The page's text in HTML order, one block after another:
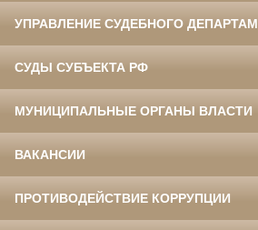
УПРАВЛЕНИЕ СУДЕБНОГО
СУДЫ СУБЪЕКТА РФ
МУНИЦИПАЛЬНЫЕ ОРГАНЫ ВЛАСТИ
ВАКАНСИИ
ПРОТИВОДЕЙСТВИЕ КОРРУПЦИИ